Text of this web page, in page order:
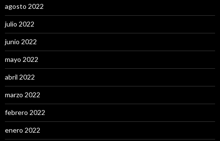
agosto 2022
julio 2022
junio 2022
mayo 2022
abril 2022
marzo 2022
febrero 2022
enero 2022